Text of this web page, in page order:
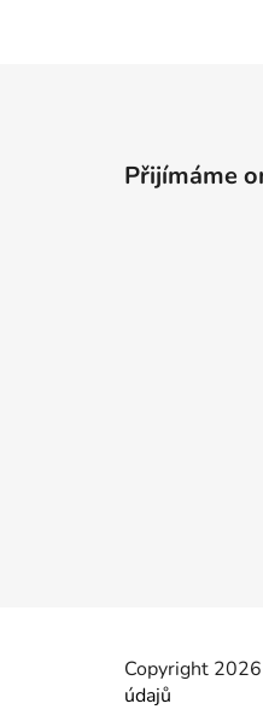
Přijímáme
Copyright 2026
údajů